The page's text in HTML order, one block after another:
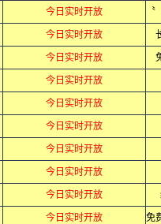
今日实时开放
今日实时开放
今日实时开放
今日实时开放
今日实时开放
今日实时开放
今日实时开放
今日实时开放
今日实时开放
今日实时开放